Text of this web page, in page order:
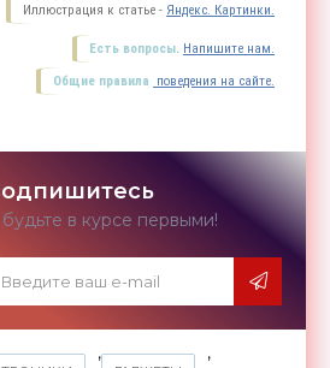
Иллюстрация к статье - Яндекс. Картинки.
Есть вопросы. Напишите нам.
Общие правила поведения на сайте.
в курсе первыми!
, ,